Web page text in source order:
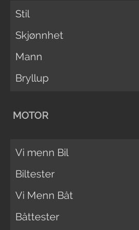
Stil
Skjønnhet
Mann
Bryllup
MOTOR
Vi menn Bil
Biltester
Vi Menn Båt
Båttester